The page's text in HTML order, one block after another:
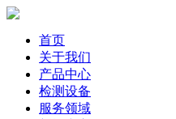
首页
关于我们
产品中心
检测设备
服务领域